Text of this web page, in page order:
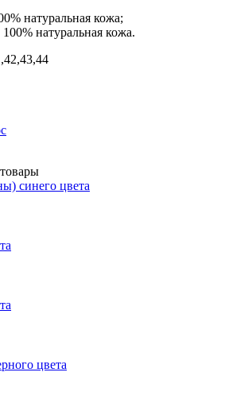
натуральная кожа;
натуральная кожа.
синего цвета
цвета